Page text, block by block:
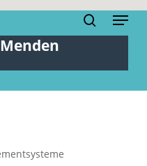
search
Menu